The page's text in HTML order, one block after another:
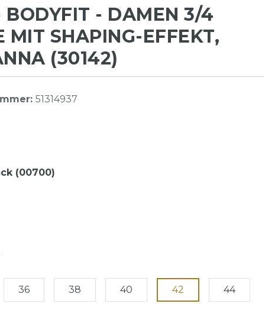
BODYFIT - DAMEN 3/4
MIT SHAPING-EFFEKT,
(30142)
51314937
(00700)
36 38 40 42 44